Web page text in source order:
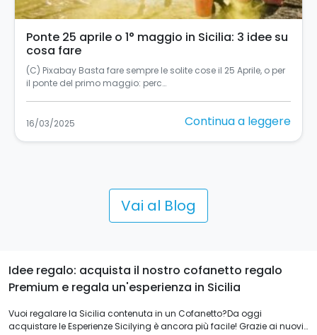
Ponte 25 aprile o 1° maggio in Sicilia: 3 idee su
cosa fare
(C) Pixabay Basta fare sempre le solite cose il 25 Aprile, o per
il ponte del primo maggio: perc…
16/03/2025 Continua a leggere
Vai al Blog
Idee regalo: acquista il nostro cofanetto regalo
Premium e regala un'esperienza in Sicilia
Vuoi regalare la Sicilia contenuta in un Cofanetto?Da oggi
acquistare le Esperienze Sicilying è ancora più facile! Grazie ai nuovi